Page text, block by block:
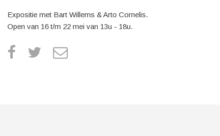
Expositie met Bart Willems & Arto Cornelis.
Open van 16 t/m 22 mei van 13u - 18u.
facebook
twitter
e